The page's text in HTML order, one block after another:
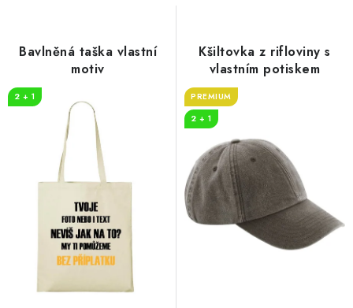
d
o
Bavlněná taška vlastní
motiv
2 + 1
Kšiltovka z rifloviny s
vlastním potiskem
PREMIUM
2 + 1